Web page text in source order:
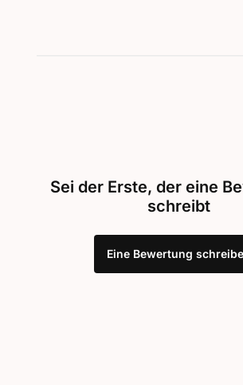
Sei der Erste, der eine
schreibt
Eine Bewertung